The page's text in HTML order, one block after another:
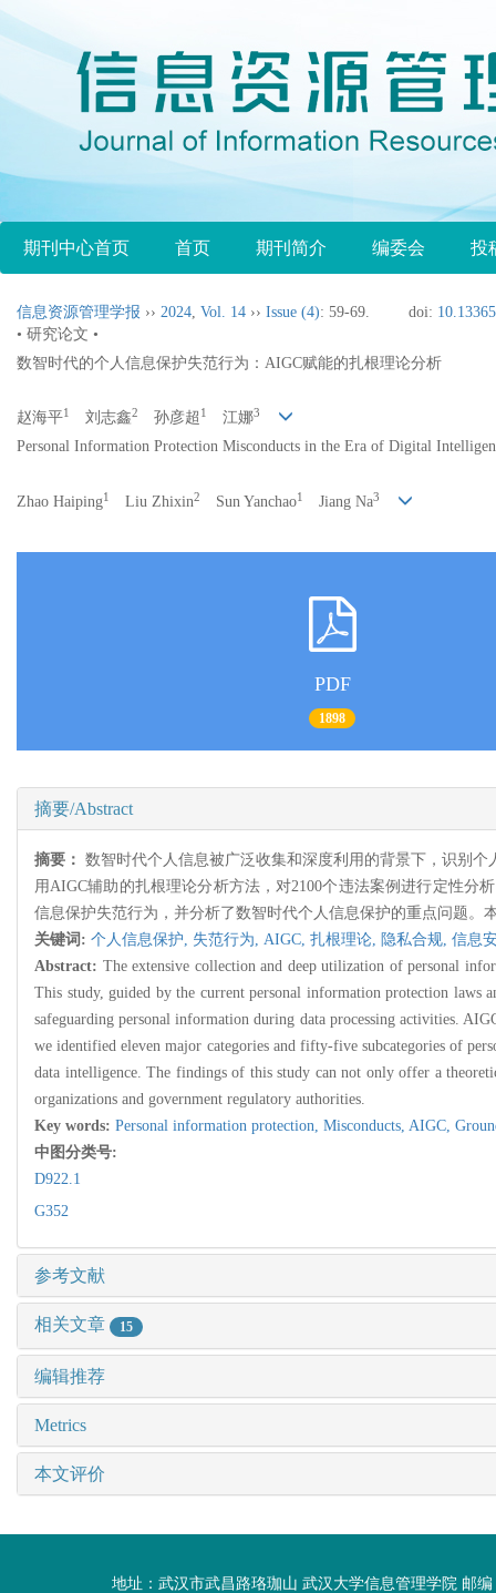
期刊中心首页 首页 期刊简介 编委会 投
信息资源管理学报 ›› 2024, Vol. 14 ›› Issue (4): 59-69. doi:
• 研究论文 •
数智时代的个人信息保护失范行为：AIGC赋能的扎根理论分析
赵海平1 刘志鑫2 孙彦超 1 江娜3
Personal Information Protection Misconducts in the Era of Digital
Zhao Haiping1 Liu Zhixin2 Sun Yanchao1 Jiang Na3
PDF
1898
摘要/Abstract
摘要： 数智时代个人信息被广泛收集和深度利用的背景下，识别
用AIGC辅助的扎根理论分析方法，对2100个违法案例进行定性分
信息保护失范行为，并分析了数智时代个人信息保护的重点问题
关键词: 个人信息保护, 失范行为, AIGC, 扎根理论, 隐私合规, 信息
Abstract: The extensive collection and deep utilization of personal
This study, guided by the current personal information protection
safeguarding personal information during data processing activities.
we identified eleven major categories and fifty-five subcategories of
data intelligence. The findings of this study can not only offer a
organizations and government regulatory authorities.
Key words: Personal information protection, Misconducts, AIGC,
中图分类号:
D922.1
G352
参考文献
相关文章 15
编辑推荐
Metrics
本文评价
地址：武汉市武昌路珞珈山 武汉大学信息管理学院 邮编